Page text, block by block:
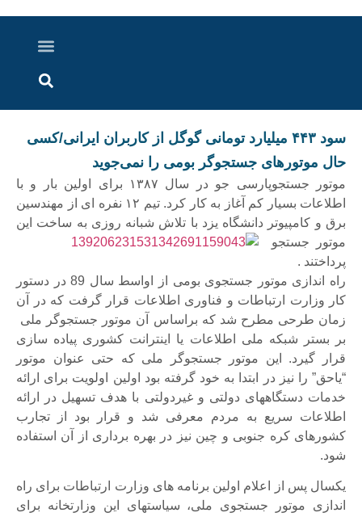
سود ۴۴۳ میلیارد تومانی گوگل از کاربران ایرانی/کسی
حال موتورهای جستجوگر بومی را نمی‌جوید
موتور جستجوپارسی جو در سال ۱۳۸۷ برای اولین بار و با
اطلاعات بسیار کم آغاز به کار کرد. تیم ۱۲ نفره ای از مهندسین
برق و کامپیوتر دانشگاه یزد با تلاش شبانه روزی به ساخت این
موتور جستجو
پرداختند .
راه اندازی موتور جستجوی بومی از اواسط سال 89 در دستور
کار وزارت ارتباطات و فناوری اطلاعات قرار گرفت که در آن
زمان طرحی مطرح شد که براساس آن موتور جستجوگر ملی
بر بستر شبکه ملی اطلاعات یا اینترانت کشوری پیاده سازی
قرار گیرد. این موتور جستجوگر ملی که حتی عنوان موتور
“یاحق” را نیز در ابتدا به خود گرفته بود اولین اولویت برای ارائه
خدمات دستگاههای دولتی و غیردولتی با هدف تسهیل در ارائه
اطلاعات سریع به مردم معرفی شد و قرار بود از تجارب
کشورهای کره جنوبی و چین نیز در بهره برداری از آن استفاده
شود.
یکسال پس از اعلام اولین برنامه های وزارت ارتباطات برای راه
اندازی موتور جستجوی ملی، سیاستهای این وزارتخانه برای